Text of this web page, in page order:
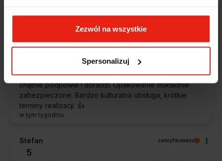
Zezwól na wszystkie
Spersonalizuj
polecenia 👍️👍️👍️👍️👍️👍️👍️
Piotr
Ekspresowa dostawa, super. Obsługa bardzo pomocna,
chętnie podpowie i doradzi. Opakowanie dokładnie
zabezpieczone. Bardzo kulturalna obsługa, krótkie
terminy realizacji. 👍️
w tym tygodniu
Stefan zweryfikowano
5